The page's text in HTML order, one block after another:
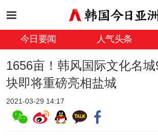
今日要闻 人气头条
1656亩！韩风国际文化名
块即将重磅亮相盐城
2021-03-29 14:17